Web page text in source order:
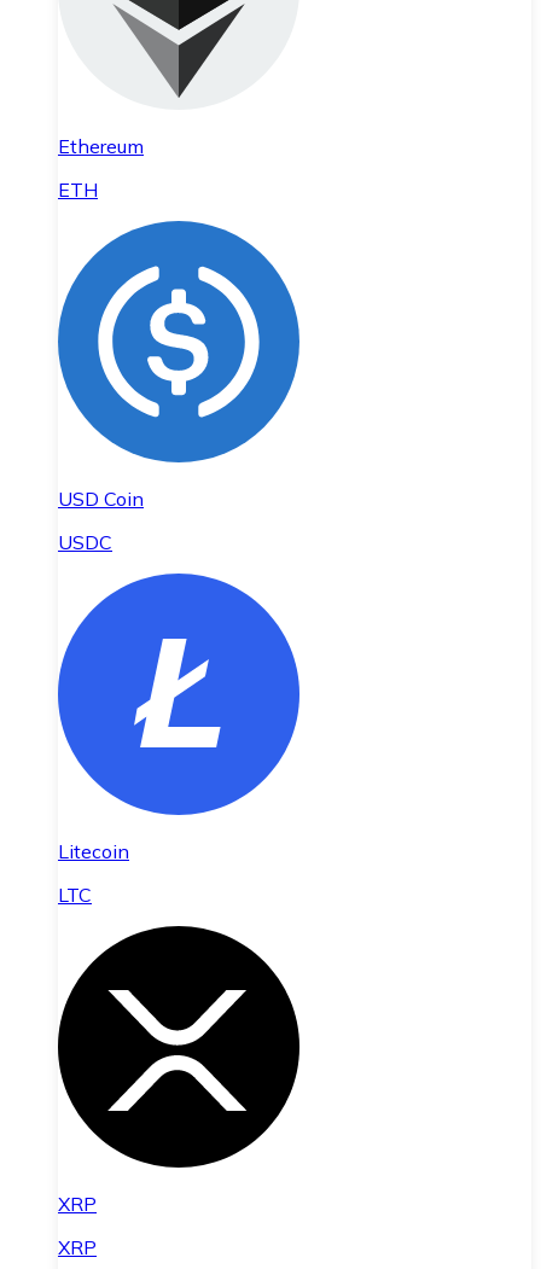
Ethereum
ETH
USD Coin
USDC
Litecoin
LTC
XRP
XRP